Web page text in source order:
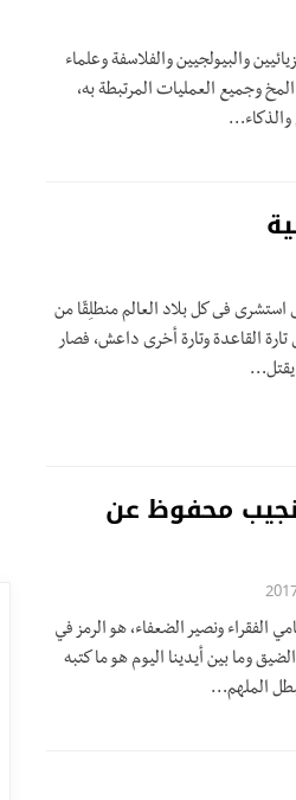
والبيولجيين والفلاسفة وعلماء
وجميع العمليات المرتبطة به،
والذكاء…
استشرى فى كل بلاد العالم منطلِقّا من
القاعدة وتارة أخرى داعش، فصار
يقتل…
محفوظ عن
الفقراء ونصير الضعفاء، هو الرمز في
وما بين أيدينا اليوم هو ما كتبه
الملهم…